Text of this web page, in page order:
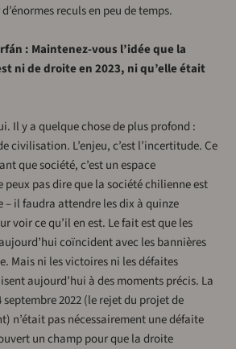
reculs en peu de temps.
: Maintenez-vous l’idée que la
ni de droite en 2023, ni qu’elle était
Il y a quelque chose de plus profond :
civilisation. L’enjeu, c’est l’incertitude. Ce
que société, c’est un espace
peux pas dire que la société chilienne est
– il faudra attendre les dix à quinze
voir ce qu’il en est. Le fait est que les
coïncident avec les bannières
Mais ni les victoires ni les défaites
aujourd’hui à des moments précis. La
2022 (le rejet du projet de
n’était pas nécessairement une défaite
un champ pour que la droite